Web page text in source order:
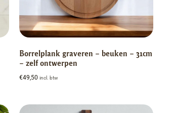
Borrelplank graveren – beuken – 31cm
– zelf ontwerpen
€49,50 incl. btw